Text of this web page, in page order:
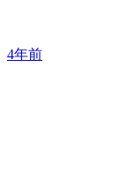
4年前